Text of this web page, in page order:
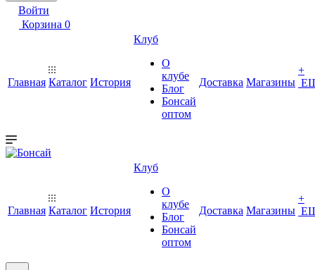
Войти
Корзина 0
Главная Каталог История
Клуб
О
клубе
Блог
Бонсай
оптом
Доставка Магазины
+
Главная Каталог История
Клуб
О
клубе
Блог
Бонсай
оптом
Доставка Магазины
+